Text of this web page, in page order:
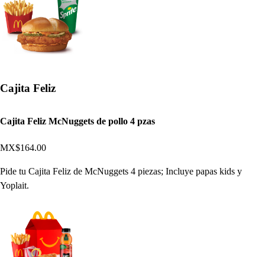
Cajita Feliz
Cajita Feliz McNuggets de pollo 4 pzas
MX$164.00
Pide tu Cajita Feliz de McNuggets 4 piezas; Incluye papas kids y
Yoplait.